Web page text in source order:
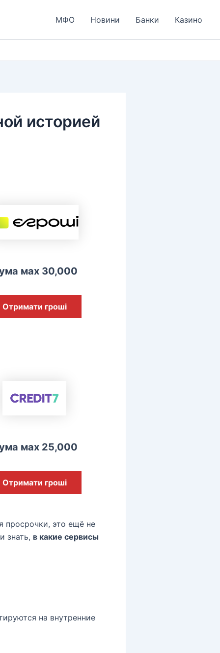
МФО Новини Банки Казино
историей
мах 30,000
Отримати гроші
мах 25,000
Отримати гроші
просрочки, это ещё не
знать, в какие сервисы
на внутренние